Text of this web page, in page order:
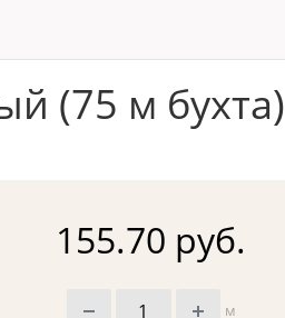
(75 м бухта)
155.70 руб.
м